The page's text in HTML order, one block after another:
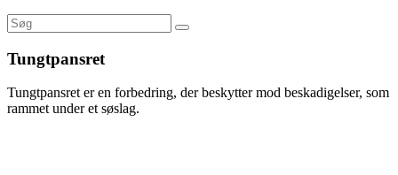
Tungtpansret
Tungtpansret er en forbedring, der beskytter mod beskadigelser, som
rammet under et søslag.